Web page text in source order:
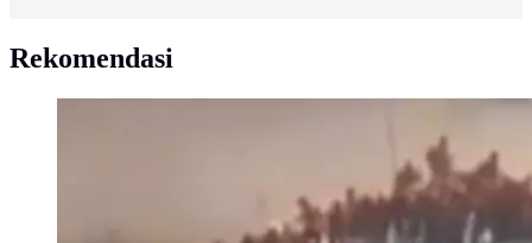
Rekomendasi